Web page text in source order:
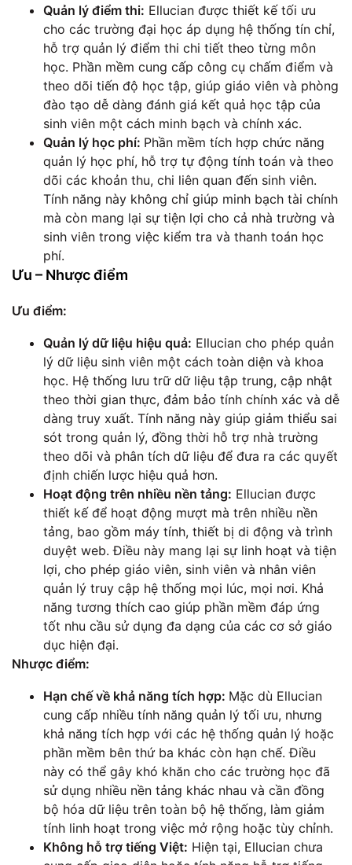
Quản lý điểm thi: Ellucian được thiết kế tối ưu
cho các trường đại học áp dụng hệ thống tín chỉ,
hỗ trợ quản lý điểm thi chi tiết theo từng môn
học. Phần mềm cung cấp công cụ chấm điểm và
theo dõi tiến độ học tập, giúp giáo viên và phòng
đào tạo dễ dàng đánh giá kết quả học tập của
sinh viên một cách minh bạch và chính xác.
Quản lý học phí: Phần mềm tích hợp chức năng
quản lý học phí, hỗ trợ tự động tính toán và theo
dõi các khoản thu, chi liên quan đến sinh viên.
Tính năng này không chỉ giúp minh bạch tài chính
mà còn mang lại sự tiện lợi cho cả nhà trường và
sinh viên trong việc kiểm tra và thanh toán học
phí.
Ưu – Nhược điểm
Ưu điểm:
Quản lý dữ liệu hiệu quả: Ellucian cho phép quản
lý dữ liệu sinh viên một cách toàn diện và khoa
học. Hệ thống lưu trữ dữ liệu tập trung, cập nhật
theo thời gian thực, đảm bảo tính chính xác và dễ
dàng truy xuất. Tính năng này giúp giảm thiểu sai
sót trong quản lý, đồng thời hỗ trợ nhà trường
theo dõi và phân tích dữ liệu để đưa ra các quyết
định chiến lược hiệu quả hơn.
Hoạt động trên nhiều nền tảng: Ellucian được
thiết kế để hoạt động mượt mà trên nhiều nền
tảng, bao gồm máy tính, thiết bị di động và trình
duyệt web. Điều này mang lại sự linh hoạt và tiện
lợi, cho phép giáo viên, sinh viên và nhân viên
quản lý truy cập hệ thống mọi lúc, mọi nơi. Khả
năng tương thích cao giúp phần mềm đáp ứng
tốt nhu cầu sử dụng đa dạng của các cơ sở giáo
dục hiện đại.
Nhược điểm:
Hạn chế về khả năng tích hợp: Mặc dù Ellucian
cung cấp nhiều tính năng quản lý tối ưu, nhưng
khả năng tích hợp với các hệ thống quản lý hoặc
phần mềm bên thứ ba khác còn hạn chế. Điều
này có thể gây khó khăn cho các trường học đã
sử dụng nhiều nền tảng khác nhau và cần đồng
bộ hóa dữ liệu trên toàn bộ hệ thống, làm giảm
tính linh hoạt trong việc mở rộng hoặc tùy chỉnh.
Không hỗ trợ tiếng Việt: Hiện tại, Ellucian chưa